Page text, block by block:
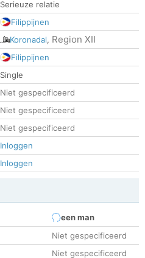
Serieuze relatie
Filippijnen
Koronadal, Region XII
Filippijnen
Single
Niet gespecificeerd
Niet gespecificeerd
Niet gespecificeerd
Inloggen
Inloggen
een man
Niet gespecificeerd
Niet gespecificeerd